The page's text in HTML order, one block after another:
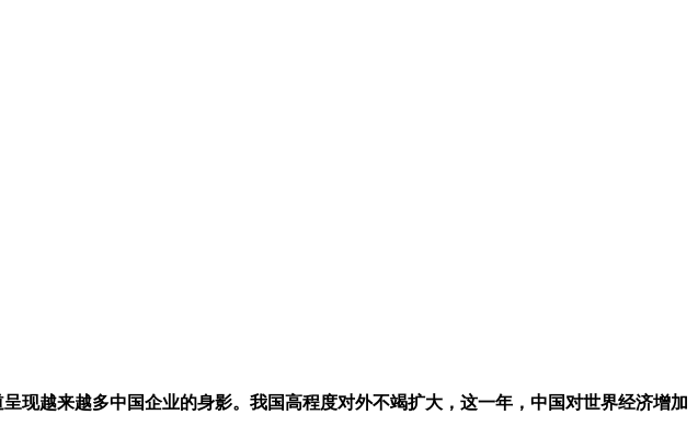
越来越多中国企业的身影。我国高程度对外不竭扩大，这一年，中国对世界经济增加